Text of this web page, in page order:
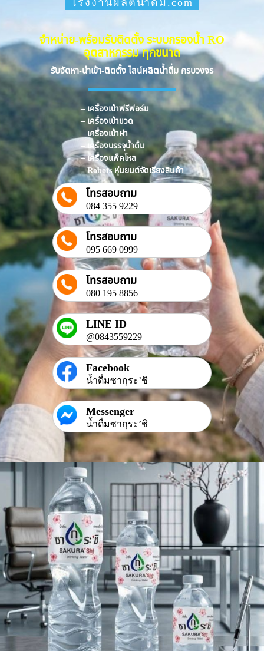
จำหน่าย-พร้อมรับติดตั้ง ระบบกรองน้ำ RO
อุตสาหกรรม ทุกขนาด
รับจัดหา-นำเข้า-ติดตั้ง ไลน์ผลิตน้ำดื่ม ครบวงจร
– เครื่องเป่าฟรีฟอร์ม
– เครื่องเป่าขวด
– เครื่องเป่าฝา
– เครื่องบรรจุน้ำดื่ม
– เครื่องแพ็คโหล
– Robots หุ่นยนต์จัดเรียงสินค้า
โทรสอบถาม
084 355 9229
โทรสอบถาม
095 669 0999
โทรสอบถาม
080 195 8856
LINE ID
@0843559229
Facebook
น้ำดื่มซากุระ’ชิ
Messenger
น้ำดื่มซากุระ’ชิ